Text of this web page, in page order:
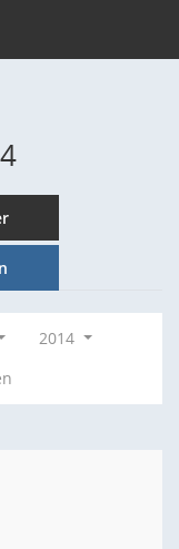
2014